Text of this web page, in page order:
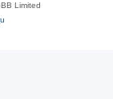
Limited